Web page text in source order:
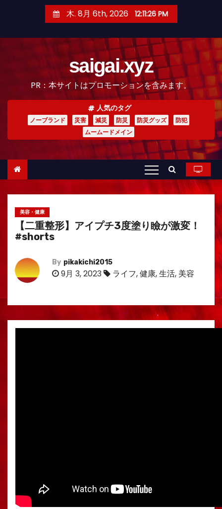
木. 8月 6th, 2026 12:11:27 PM
saigai.xyz
PR：本サイトはプロモーションを含みます。
人気のタグ
ノーブランド 災害 減災 防災 防災グッズ
防犯
ムームードメイン
美容・健康
【二重整形】アイプチ3度塗り瞼が激変！
#shorts
By pikakichi2015
9月 3, 2023 ライフ,健康,生活, 美容